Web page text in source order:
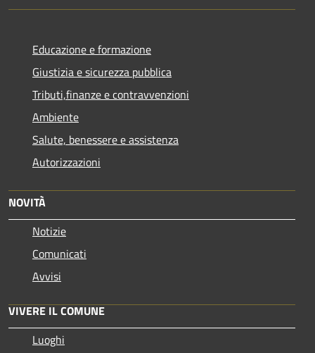
Educazione e formazione
Giustizia e sicurezza pubblica
Tributi,finanze e contravvenzioni
Ambiente
Salute, benessere e assistenza
Autorizzazioni
NOVITÀ
Notizie
Comunicati
Avvisi
VIVERE IL COMUNE
Luoghi